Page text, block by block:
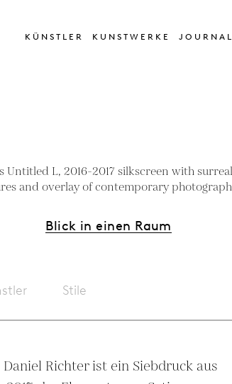
KÜNSTLER KUNSTWERKE JOURNAL
Blick in einen Raum
Stile
Richter ist ein Siebdruck aus